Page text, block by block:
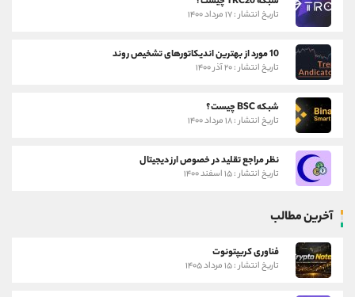
تاریخ انتشار : ۱۷ مرداد ۱۴۰۰
10 مورد از بهترین اندیکاتورهای تشخیص روند
تاریخ انتشار : ۲۰ آذر ۱۴۰۰
شبکه BSC چیست؟
تاریخ انتشار : ۱۸ مرداد ۱۴۰۰
نظر مراجع تقلید در خصوص ارز دیجیتال
تاریخ انتشار : ۱۵ اسفند ۱۴۰۰
آخرین مطالب
فناوری کریپتونوت
تاریخ انتشار : ۱۵ مرداد ۱۴۰۵